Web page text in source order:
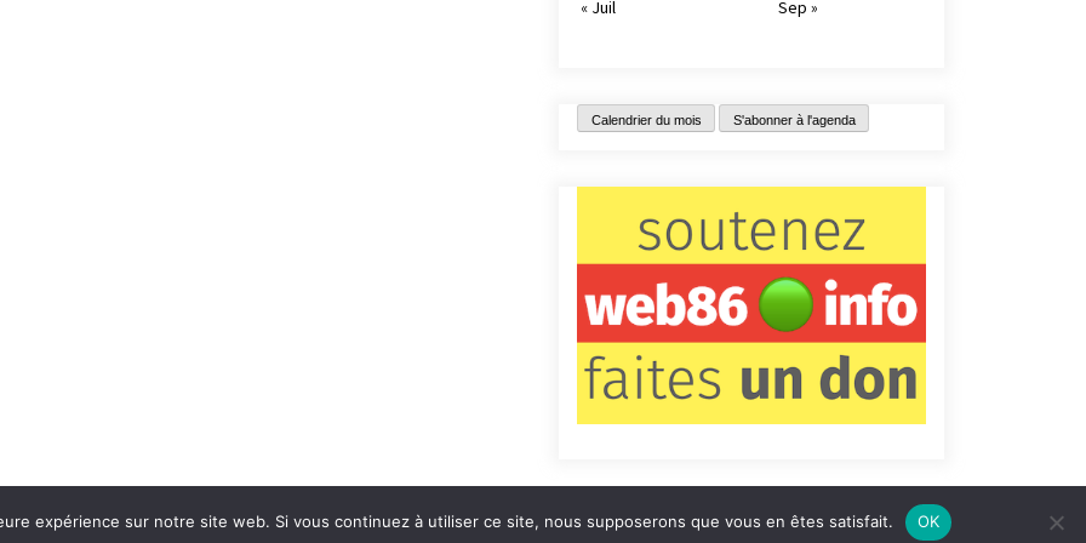
« Juil
Sep »
Calendrier du mois S'abonner à l'agenda
Contact Qui sommes-nous ? Informations légales
expérience sur notre site web. Si vous continuez à utiliser ce site, nous supposerons que vous en êtes satisfait. OK